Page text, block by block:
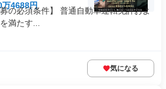
4688円
の必須条件】 普通自動車運転免許およ
満たす...
気になる